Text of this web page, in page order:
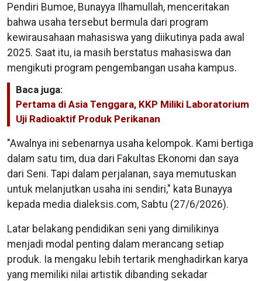
Pendiri Bumoe, Bunayya Ilhamullah, menceritakan
bahwa usaha tersebut bermula dari program
kewirausahaan mahasiswa yang diikutinya pada awal
2025. Saat itu, ia masih berstatus mahasiswa dan
mengikuti program pengembangan usaha kampus.
Baca juga:
Pertama di Asia Tenggara, KKP Miliki Laboratorium
Uji Radioaktif Produk Perikanan
"Awalnya ini sebenarnya usaha kelompok. Kami bertiga
dalam satu tim, dua dari Fakultas Ekonomi dan saya
dari Seni. Tapi dalam perjalanan, saya memutuskan
untuk melanjutkan usaha ini sendiri," kata Bunayya
kepada media dialeksis.com, Sabtu (27/6/2026).
Latar belakang pendidikan seni yang dimilikinya
menjadi modal penting dalam merancang setiap
produk. Ia mengaku lebih tertarik menghadirkan karya
yang memiliki nilai artistik dibanding sekadar